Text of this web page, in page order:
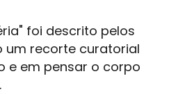
" foi descrito pelos
um recorte curatorial
e em pensar o corpo